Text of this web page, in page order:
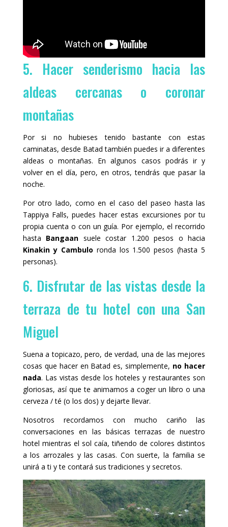
5. Hacer senderismo hacia las
aldeas cercanas o coronar
montañas
Por si no hubieses tenido bastante con estas
caminatas, desde Batad también puedes ir a diferentes
aldeas o montañas. En algunos casos podrás ir y
volver en el día, pero, en otros, tendrás que pasar la
noche.
Por otro lado, como en el caso del paseo hasta las
Tappiya Falls, puedes hacer estas excursiones por tu
propia cuenta o con un guía. Por ejemplo, el recorrido
hasta Bangaan suele costar 1.200 pesos o hacia
Kinakin y Cambulo ronda los 1.500 pesos (hasta 5
personas).
6. Disfrutar de las vistas desde la
terraza de tu hotel con una San
Miguel
Suena a topicazo, pero, de verdad, una de las mejores
cosas que hacer en Batad es, simplemente, no hacer
nada. Las vistas desde los hoteles y restaurantes son
gloriosas, así que te animamos a coger un libro o una
cerveza / té (o los dos) y dejarte llevar.
Nosotros recordamos con mucho cariño las
conversaciones en las básicas terrazas de nuestro
hotel mientras el sol caía, tiñendo de colores distintos
a los arrozales y las casas. Con suerte, la familia se
unirá a ti y te contará sus tradiciones y secretos.